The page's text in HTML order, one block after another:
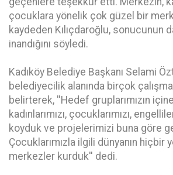
çocuklara yönelik çok güzel bir
kaydeden Kılıçdaroğlu, sonucunun
inandığını söyledi.
Kadıköy Belediye Başkanı Selami
belediyecilik alanında birçok çalışma
belirterek, ''Hedef gruplarımızın
kadınlarımızı, çocuklarımızı,
koyduk ve projelerimizi buna göre
Çocuklarımızla ilgili dünyanın hiçbir
merkezler kurduk'' dedi.